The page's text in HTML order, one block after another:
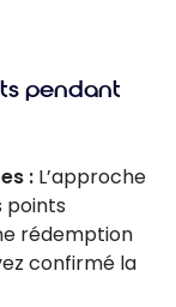
pendant
: L’approche
points
rédemption
confirmé la